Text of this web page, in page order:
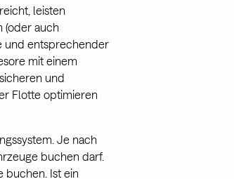
leisten
(oder auch
und entsprechender
mit einem
und
Flotte optimieren
Je nach
buchen darf.
buchen. Ist ein